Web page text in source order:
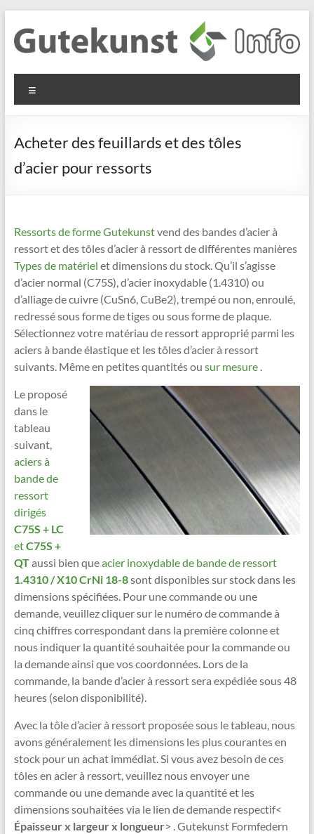
au
contenu
Gutekunst
Formfedern
GmbH
Informationen
Flachmaterial
Acheter des feuillards et des tôles
d’acier pour ressorts
Ressorts de forme Gutekunstvend des bandes d’acier à
ressort et des tôles d’acier à ressort de différentes manières
Types de matériel et dimensions du stock. Qu’il s’agisse
d’acier normal (C75S), d’acier inoxydable (1.4310) ou
d’alliage de cuivre (CuSn6, CuBe2), trempé ou non, enroulé,
redressé sous forme de tiges ou sous forme de plaque.
Sélectionnez votre matériau de ressort approprié parmi les
aciers à bande élastique et les tôles d’acier à ressort
suivants. Même en petites quantités ou sur mesure.
Le proposé
dans le
tableau
suivant,
aciers à
bande de
ressort
dirigés
C75S + LC
etC75S +
QTaussi bien queacier inoxydable de bande de ressort
1.4310 / X10 CrNi 18-8sont disponibles sur stock dans les
dimensions spécifiées. Pour une commande ou une
demande, veuillez cliquer sur le numéro de commande à
cinq chiffres correspondant dans la première colonne et
nous indiquer la quantité souhaitée pour la commande ou
la demande ainsi que vos coordonnées. Lors de la
commande, la bande d’acier à ressort sera expédiée sous 48
heures (selon disponibilité).
Avec la tôle d’acier à ressort proposée sous le tableau, nous
avons généralement les dimensions les plus courantes en
stock pour un achat immédiat. Si vous avez besoin de ces
tôles en acier à ressort, veuillez nous envoyer une
commande ou une demande avec la quantité et les
dimensions souhaitées via le lien de demande respectif<
Épaisseur x largeur x longueur> . Gutekunst Formfedern